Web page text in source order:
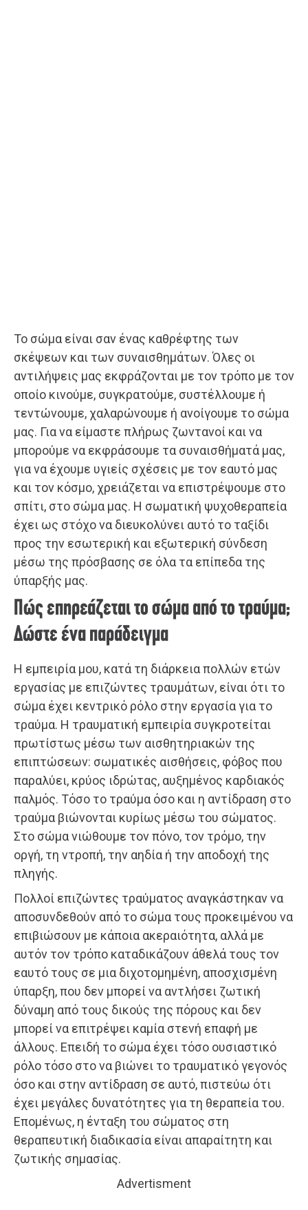
Το σώμα είναι σαν ένας καθρέφτης των
σκέψεων και των συναισθημάτων. Όλες οι
αντιλήψεις μας εκφράζονται με τον τρόπο με τον
οποίο κινούμε, συγκρατούμε, συστέλλουμε ή
τεντώνουμε, χαλαρώνουμε ή ανοίγουμε το σώμα
μας. Για να είμαστε πλήρως ζωντανοί και να
μπορούμε να εκφράσουμε τα συναισθήματά μας,
για να έχουμε υγιείς σχέσεις με τον εαυτό μας
και τον κόσμο, χρειάζεται να επιστρέψουμε στο
σπίτι, στο σώμα μας. Η σωματική ψυχοθεραπεία
έχει ως στόχο να διευκολύνει αυτό το ταξίδι
προς την εσωτερική και εξωτερική σύνδεση
μέσω της πρόσβασης σε όλα τα επίπεδα της
ύπαρξής μας.
Πώς επηρεάζεται το σώμα από το τραύμα;
Δώστε ένα παράδειγμα
Η εμπειρία μου, κατά τη διάρκεια πολλών ετών
εργασίας με επιζώντες τραυμάτων, είναι ότι το
σώμα έχει κεντρικό ρόλο στην εργασία για το
τραύμα. Η τραυματική εμπειρία συγκροτείται
πρωτίστως μέσω των αισθητηριακών της
επιπτώσεων: σωματικές αισθήσεις, φόβος που
παραλύει, κρύος ιδρώτας, αυξημένος καρδιακός
παλμός. Τόσο το τραύμα όσο και η αντίδραση στο
τραύμα βιώνονται κυρίως μέσω του σώματος.
Στο σώμα νιώθουμε τον πόνο, τον τρόμο, την
οργή, τη ντροπή, την αηδία ή την αποδοχή της
πληγής.
Πολλοί επιζώντες τραύματος αναγκάστηκαν να
αποσυνδεθούν από το σώμα τους προκειμένου να
επιβιώσουν με κάποια ακεραιότητα, αλλά με
αυτόν τον τρόπο καταδικάζουν άθελά τους τον
εαυτό τους σε μια διχοτομημένη, αποσχισμένη
ύπαρξη, που δεν μπορεί να αντλήσει ζωτική
δύναμη από τους δικούς της πόρους και δεν
μπορεί να επιτρέψει καμία στενή επαφή με
άλλους. Επειδή το σώμα έχει τόσο ουσιαστικό
ρόλο τόσο στο να βιώνει το τραυματικό γεγονός
όσο και στην αντίδραση σε αυτό, πιστεύω ότι
έχει μεγάλες δυνατότητες για τη θεραπεία του.
Επομένως, η ένταξη του σώματος στη
θεραπευτική διαδικασία είναι απαραίτητη και
ζωτικής σημασίας.
Advertisment